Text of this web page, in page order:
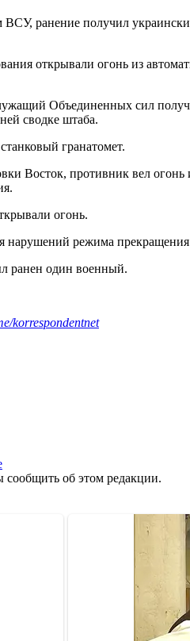
ранение получил
открывали огонь из
Объединенных сил
сводке штаба.
гранатомет.
Восток, противник вел
огонь.
нарушений режима
ранен один военный.
korrespondentnet
об этом редакции.